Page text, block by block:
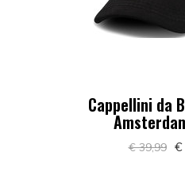
Cappellini da
€ 39,99 €